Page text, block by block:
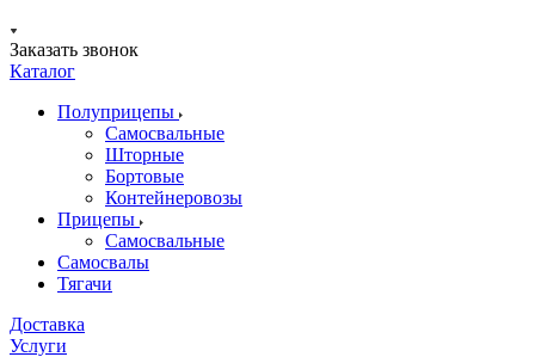
Заказать звонок
Каталог
Полуприцепы
Самосвальные
Шторные
Бортовые
Контейнеровозы
Прицепы
Самосвальные
Самосвалы
Тягачи
Доставка
Услуги